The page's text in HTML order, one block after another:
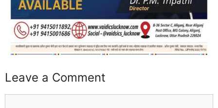
Leave a Comment